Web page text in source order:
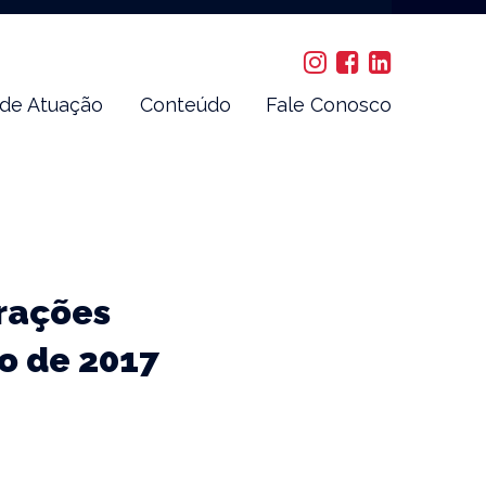
Atuação Conteúdo Fale Conosco
de 2017